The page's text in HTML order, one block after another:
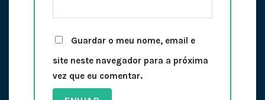
Guardar o meu nome, email e
site neste navegador para a próxima
vez que eu comentar.